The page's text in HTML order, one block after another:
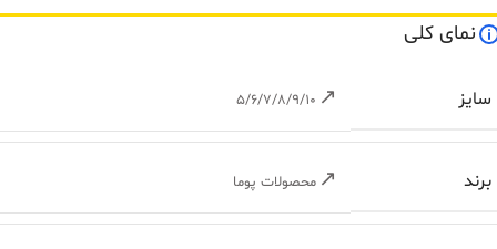
نمای کلی
سایز 5/6/7/8/9/10
برند محصولات پوما